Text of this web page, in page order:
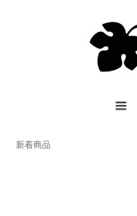
新着商品